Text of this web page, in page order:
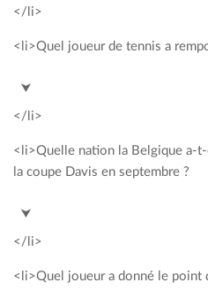
</li>
<li>Quel joueur de tennis a
<span style= »color: #00a2c3;
⮟
</li>
<li>Quelle nation la Belgique a-
la coupe Davis en septembre ?
<span style= »color: #00a2c3;
⮟
</li>
<li>Quel joueur a donné le point